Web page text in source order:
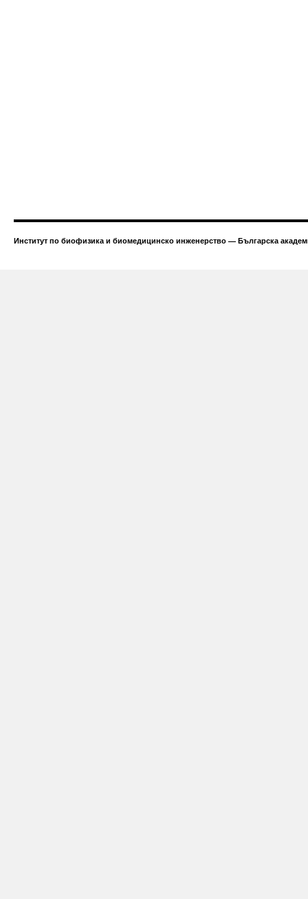
Институт по биофизика и биомедицинско инженерство — Българска